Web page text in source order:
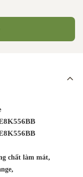
chất làm mát,
,